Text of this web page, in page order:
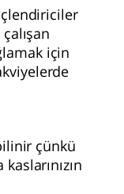
için
çünkü